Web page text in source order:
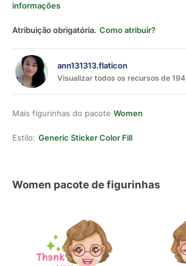
informações
Atribuição obrigatória. Como atribuir?
ann131313.flaticon
Visualizar todos os recursos de 194
Mais figurinhas do pacote Women
Estilo: Generic Sticker Color Fill
Women pacote de figurinhas